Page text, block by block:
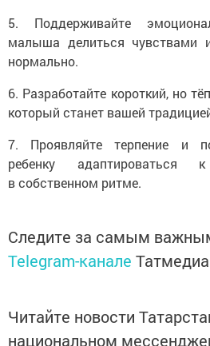
5. Поддерживайте
малыша делиться чувствами
нормально.
6. Разработайте короткий, но
который станет вашей
7. Проявляйте терпение и
ребенку
в собственном ритме.
Следите за самым
Telegram-канале Татмедиа
Читайте новости
национальном